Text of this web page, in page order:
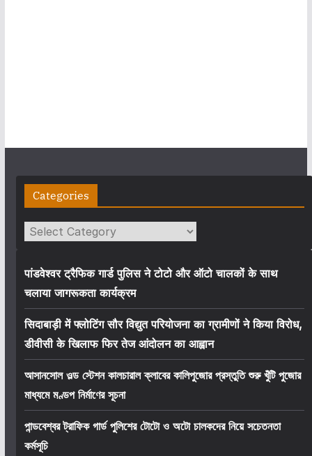
Categories
Categories
पांडवेश्वर ट्रैफिक गार्ड पुलिस ने टोटो और ऑटो चालकों के साथ
चलाया जागरूकता कार्यक्रम
सिदाबाड़ी में फ्लोटिंग सौर विद्युत परियोजना का ग्रामीणों ने किया विरोध,
डीवीसी के खिलाफ फिर तेज आंदोलन का आह्वान
আসানসোল ওল্ড স্টেশন কালচারাল ক্লাবের কালিপুজোর প্রস্তুতি শুরু খুঁটি পুজোর
মাধ্যমে মণ্ডপ নির্মাণের সূচনা
পান্ডবেশ্বর ট্রাফিক গার্ড পুলিশের টোটো ও অটো চালকদের নিয়ে সচেতনতা
কর্মসূচি